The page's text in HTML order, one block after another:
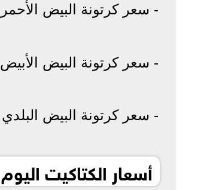
- سعر كرتونة البيض الأحمر بين 75 إلى 76
- سعر كرتونة البيض الأبيض بين 74 إلى 75
- سعر كرتونة البيض البلدي بين بين 75
أسعار الكتاكيت